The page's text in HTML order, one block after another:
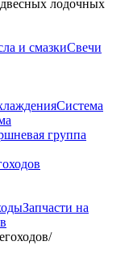
лодочных
и смазкиСвечи
Система
группа
Запчасти на
/